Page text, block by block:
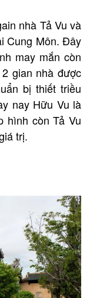
nhà Tả Vu và
Cung Môn. Đây
may mắn còn
gian nhà được
bị thiết triều
nay Hữu Vu là
hình còn Tả Vu
trị.